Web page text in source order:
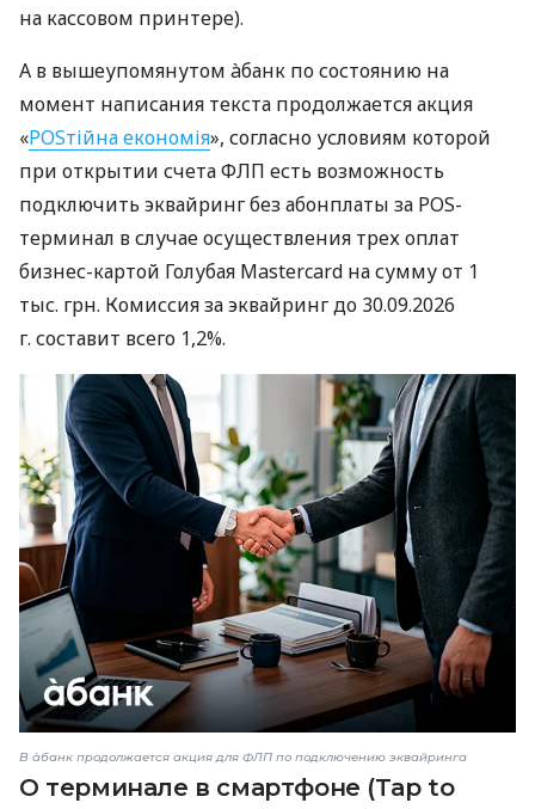
на кассовом принтере).
А в вышеупомянутом àбанк по состоянию на
момент написания текста продолжается акция
«POSтійна економія», согласно условиям которой
при открытии счета ФЛП есть возможность
подключить эквайринг без абонплаты за POS-
терминал в случае осуществления трех оплат
бизнес-картой Голубая Mastercard на сумму от 1
тыс. грн. Комиссия за эквайринг до 30.09.2026
г. составит всего 1,2%.
В àбанк продолжается акция для ФЛП по подключению эквайринга
О терминале в смартфоне (Tap to